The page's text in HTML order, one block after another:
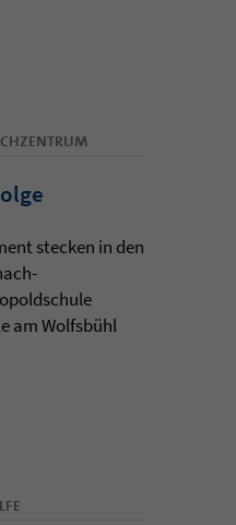
stecken in den
am Wolfsbühl